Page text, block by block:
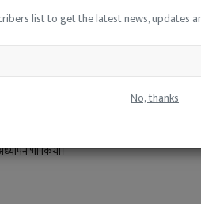
list to get the latest news, updates
No, thanks
सांध्य दैनिक 'रतलाम दर्शन' और हिंदी दैनिक
और पत्रिकाओं में पूर्णकालिक संवाददाता, उप-
लेखन के क्षेत्र में निरंतर सक्रिय रहते हुए वर्तमान में
2011 से अब तक मप्र सरकार से राज्य स्तरीय
भी किया।